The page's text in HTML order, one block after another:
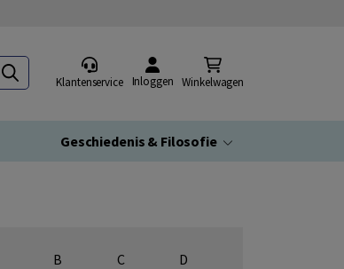
Klantenservice Inloggen Winkelwagen
Geschiedenis & Filosofie
B C
D